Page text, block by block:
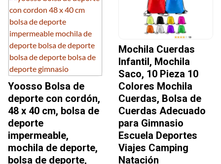
Yoosso Bolsa de
deporte con cordón,
48 x 40 cm, bolsa de
deporte
impermeable,
mochila de deporte,
bolsa de deporte,
Mochila Cuerdas
Infantil, Mochila
Saco, 10 Pieza 10
Colores Mochila
Cuerdas, Bolsa de
Cuerdas Adecuado
para Gimnasio
Escuela Deportes
Viajes Camping
Natación